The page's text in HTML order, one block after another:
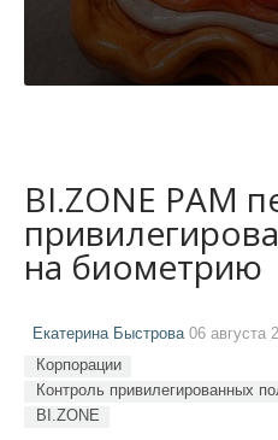
BI.ZONE PAM
на биометрию
Екатерина Быстрова06 августа
Корпорации
Контроль привилегированных
BI.ZONE